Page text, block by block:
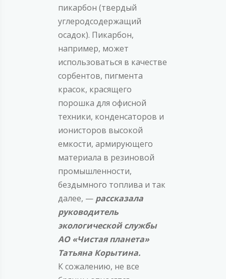
пикарбон (твердый
углеродсодержащий
осадок). Пикарбон,
например, может
использоваться в качестве
сорбентов, пигмента
красок, красящего
порошка для офисной
техники, конденсаторов и
ионисторов высокой
емкости, армирующего
материала в резиновой
промышленности,
бездымного топлива и так
далее, — рассказала
руководитель
экологической службы
АО «Чистая планета»
Татьяна Корытина.
К сожалению, не все